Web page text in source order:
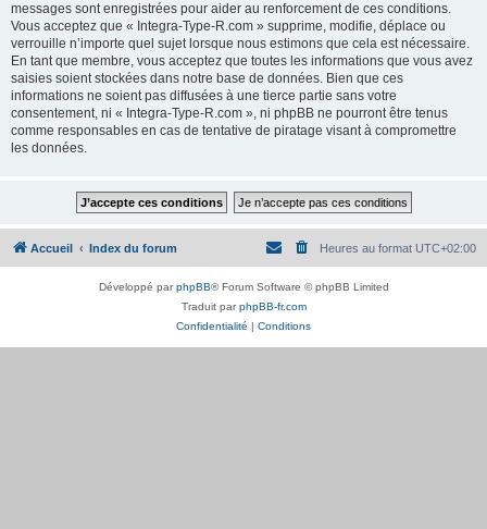
messages sont enregistrées pour aider au renforcement de ces conditions.
Vous acceptez que « Integra-Type-R.com » supprime, modifie, déplace ou
verrouille n’importe quel sujet lorsque nous estimons que cela est nécessaire.
En tant que membre, vous acceptez que toutes les informations que vous avez
saisies soient stockées dans notre base de données. Bien que ces
informations ne soient pas diffusées à une tierce partie sans votre
consentement, ni « Integra-Type-R.com », ni phpBB ne pourront être tenus
comme responsables en cas de tentative de piratage visant à compromettre
les données.
Accueil Index du forum Heures au format UTC+02:00
Développé parphpBB® Forum Software © phpBB Limited
Traduit parphpBB-fr.com
Confidentialité | Conditions